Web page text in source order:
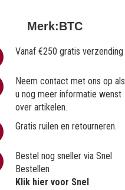
Merk:BTC
Vanaf €250 gratis verzending
Neem contact met ons op als
u nog meer informatie wenst
over artikelen.
Gratis ruilen en retourneren.
Bestel nog sneller via Snel
Bestellen
Klik hier voor Snel